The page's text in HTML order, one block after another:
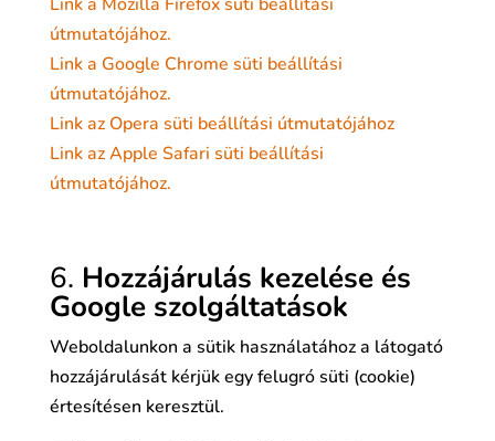
útmutatójához.
Link a Google Chrome süti beállítási
útmutatójához.
Link az Opera süti beállítási útmutatójához
Link az Apple Safari süti beállítási
útmutatójához.
6. Hozzájárulás kezelése és
Google szolgáltatások
Weboldalunkon a sütik használatához a látogató
hozzájárulását kérjük egy felugró süti (cookie)
értesítésen keresztül.